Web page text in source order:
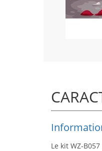
Le kit WZ-